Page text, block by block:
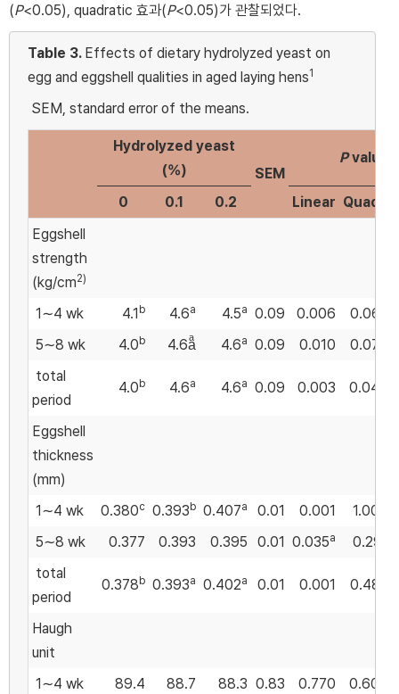
(P<0.05), quadratic 효과(P<0.05)가 관찰되었다.
Table 3. Effects of dietary hydrolyzed yeast on
egg and eggshell qualities in aged laying hens1
SEM, standard error of the means.
Hydrolyzed yeast
(%)
SEM
Pvalues
0 0.1 0.2 Linear Quadr.
Eggshell
strength
(kg/cm2)
1∼4 wk 4.1 b 4.6a 4.5a 0.09 0.006
0.065
5∼8 wk
4.0b 4.6aͣ 4.6a 0.09 0.010
0.078
total
period
4.0b 4.6a 4.6a 0.09 0.003 0.040
Eggshell
thickness
(mm)
1∼4 wk
0.380c 0.393b 0.407a 0.01 0.001 1.000
5∼8 wk
0.377 0.393 0.395 0.01 0.035a
0.291
total
period
0.378b 0.393a 0.402a 0.01 0.001 0.485
Haugh
unit
1∼4 wk
89.4 88.7 88.3 0.83 0.770
0.606